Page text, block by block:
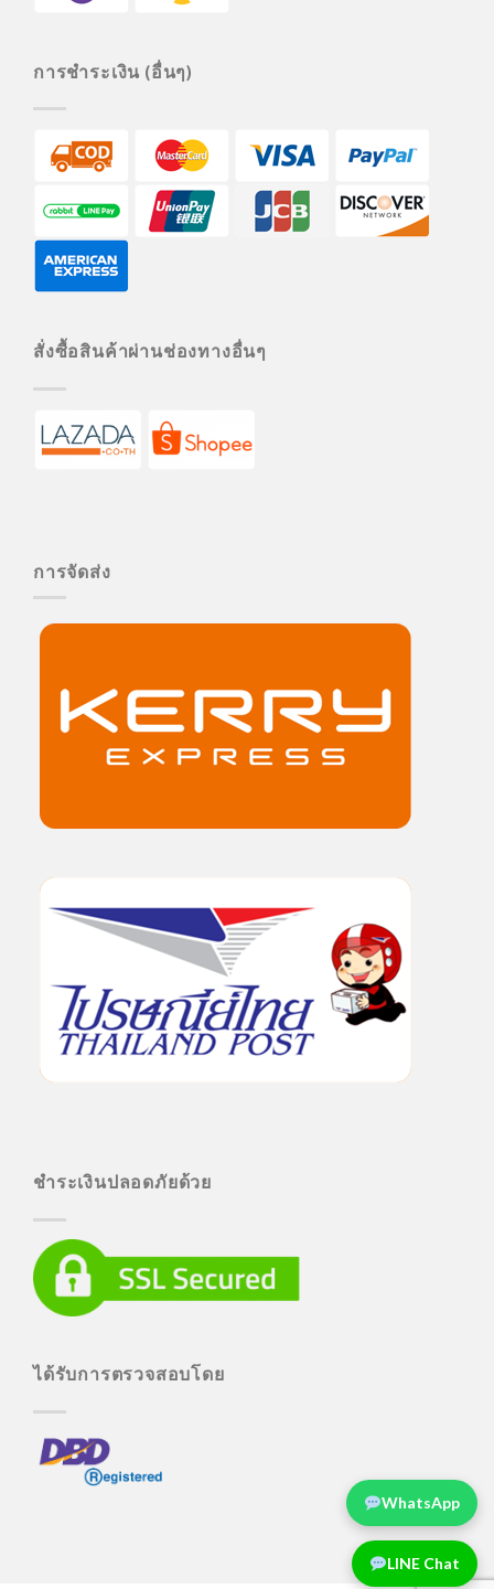
การชำระเงิน (อื่นๆ)
สั่งซื้อสินค้าผ่านช่องทางอื่นๆ
การจัดส่ง
ชำระเงินปลอดภัยด้วย
ได้รับการตรวจสอบโดย
LINE Chat
WhatsApp